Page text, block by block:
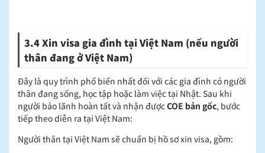
3.4 Xin visa gia đình tại Việt Nam (nếu người
thân đang ở Việt Nam)
Đây là quy trình phổ biến nhất đối với các gia đình có người
thân đang sống, học tập hoặc làm việc tại Nhật. Sau khi
người bảo lãnh hoàn tất và nhận đượcCOE bản gốc, bước
tiếp theo diễn ra tại Việt Nam:
Người thân tại Việt Nam sẽ chuẩn bị hồ sơ xin visa, gồm: